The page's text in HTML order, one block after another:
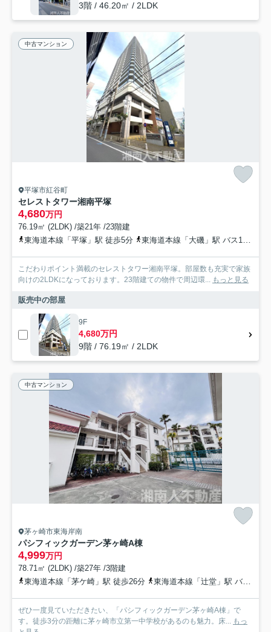
3階 / 46.20㎡ / 2LDK
中古マンション
平塚市紅谷町
セレストタワー湘南平塚
4,680万円
76.19㎡ (2LDK) /築21年 /23階建
東海道本線「平塚」駅 徒歩5分
東海道本線「大磯」駅 バス16分 神奈川中央交通「銀座通り（平塚市）」 停歩1分
こだわりポイント満載のセレストタワー湘南平塚。部屋数も充実で家族
向けの2LDKになっております。23階建ての物件で周辺環... もっと見る
販売中の部屋
9F
4,680万円
9階 / 76.19㎡ / 2LDK
中古マンション
茅ヶ崎市東海岸南
パシフィックガーデン茅ヶ崎A棟
4,999万円
78.71㎡ (2LDK) /築27年 /3階建
東海道本線「茅ケ崎」駅 徒歩26分
東海道本線「辻堂」駅 バス14分 神奈川中央交通「駐在所前（茅ヶ崎市）」 停歩11分
ぜひ一度見ていただきたい、「パシフィックガーデン茅ヶ崎A棟」で
す。徒歩3分の距離に茅ヶ崎市立第一中学校があるのも魅力。床...
もっ